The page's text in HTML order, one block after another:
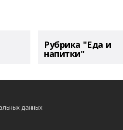
Рубрика "Еда и
напитки"
данных